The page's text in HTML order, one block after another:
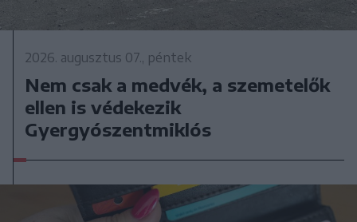
2026. augusztus 07., péntek
Nem csak a medvék, a szemetelők
ellen is védekezik
Gyergyószentmiklós